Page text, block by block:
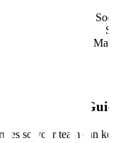
so your team can